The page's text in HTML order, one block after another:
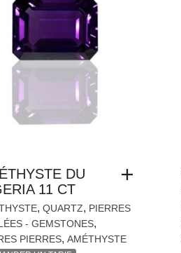
DU
11 CT
, QUARTZ, PIERRES
- GEMSTONES,
PIERRES, AMÉTHYSTE